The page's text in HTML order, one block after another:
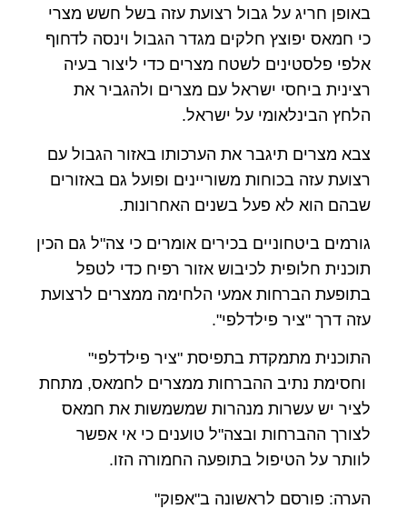
באופן חריג על גבול רצועת עזה בשל חשש מצרי
כי חמאס יפוצץ חלקים מגדר הגבול וינסה לדחוף
אלפי פלסטינים לשטח מצרים כדי ליצור בעיה
רצינית ביחסי ישראל עם מצרים ולהגביר את
הלחץ הבינלאומי על ישראל.
צבא מצרים תיגבר את הערכותו באזור הגבול עם
רצועת עזה בכוחות משוריינים ופועל גם באזורים
שבהם הוא לא פעל בשנים האחרונות.
גורמים ביטחוניים בכירים אומרים כי צה"ל גם הכין
תוכנית חלופית לכיבוש אזור רפיח כדי לטפל
בתופעת הברחות אמעי הלחימה ממצרים לרצועת
עזה דרך "ציר פילדלפי".
התוכנית מתמקדת בתפיסת "ציר פילדלפי"
וחסימת נתיב ההברחות ממצרים לחמאס, מתחת
לציר יש עשרות מנהרות שמשמשות את חמאס
לצורך ההברחות ובצה"ל טוענים כי אי אפשר
לוותר על הטיפול בתופעה החמורה הזו.
הערה: פורסם לראשונה ב"אפוק"